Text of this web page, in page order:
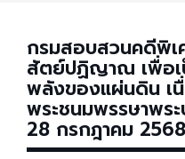
กรมสอบสวนคดีพิเ
สัตย์ปฏิญาณ เพื่อเ
พลังของแผ่นดิน เนื่
พระชนมพรรษาพร
28 กรกฎาคม 2568